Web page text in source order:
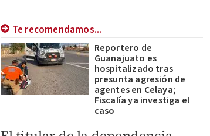
Te recomendamos...
Reportero de
Guanajuato es
hospitalizado tras
presunta agresión de
agentes en Celaya;
Fiscalía ya investiga el
caso